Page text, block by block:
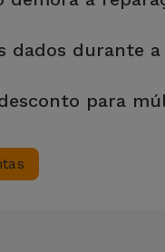
dados durante
gestão de ficheiros.
para
desconto de 25%